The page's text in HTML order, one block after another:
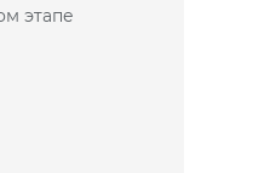
этапе